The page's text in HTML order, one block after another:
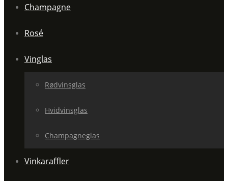
Champagne
Rosé
Vinglas
Rødvinsglas
Hvidvinsglas
Champagneglas
Vinkaraffler